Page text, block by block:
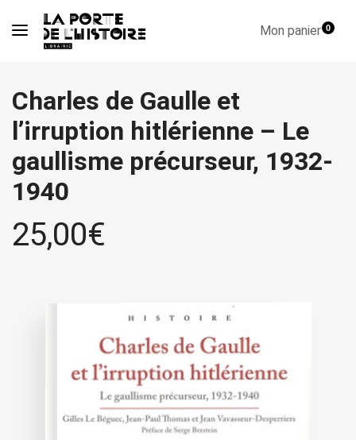
Mon panier0
Charles de Gaulle et
l’irruption hitlérienne – Le
gaullisme précurseur, 1932-
1940
25,00€